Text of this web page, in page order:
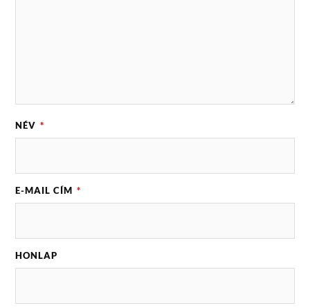
NÉV *
E-MAIL CÍM *
HONLAP